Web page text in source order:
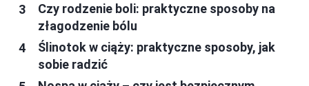
Czy rodzenie boli: praktyczne sposoby na
złagodzenie bólu
Ślinotok w ciąży: praktyczne sposoby, jak
sobie radzić